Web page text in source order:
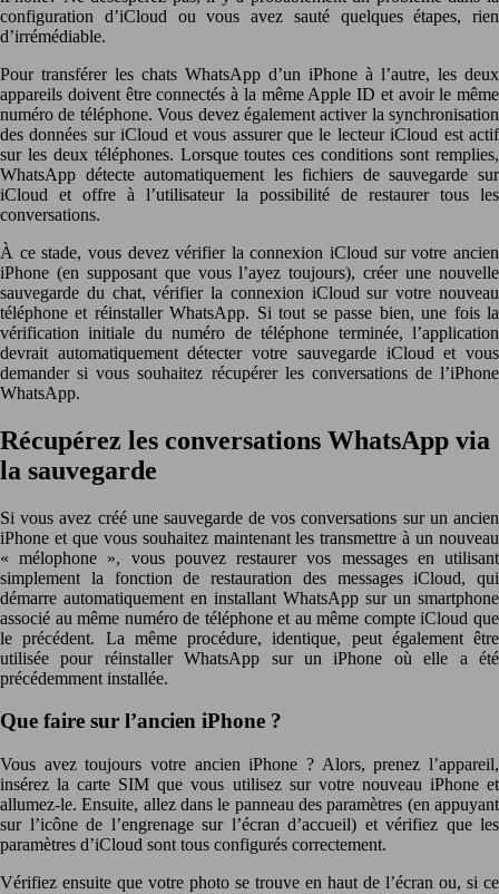
configuration d’iCloud ou vous avez sauté quelques étapes, rien
d’irrémédiable.
Pour transférer les chats WhatsApp d’un iPhone à l’autre, les deux
appareils doivent être connectés à la même Apple ID et avoir le même
numéro de téléphone. Vous devez également activer la synchronisation
des données sur iCloud et vous assurer que le lecteur iCloud est actif
sur les deux téléphones. Lorsque toutes ces conditions sont remplies,
WhatsApp détecte automatiquement les fichiers de sauvegarde sur
iCloud et offre à l’utilisateur la possibilité de restaurer tous les
conversations.
À ce stade, vous devez vérifier la connexion iCloud sur votre ancien
iPhone (en supposant que vous l’ayez toujours), créer une nouvelle
sauvegarde du chat, vérifier la connexion iCloud sur votre nouveau
téléphone et réinstaller WhatsApp. Si tout se passe bien, une fois la
vérification initiale du numéro de téléphone terminée, l’application
devrait automatiquement détecter votre sauvegarde iCloud et vous
demander si vous souhaitez récupérer les conversations de l’iPhone
WhatsApp.
Récupérez les conversations WhatsApp via
la sauvegarde
Si vous avez créé une sauvegarde de vos conversations sur un ancien
iPhone et que vous souhaitez maintenant les transmettre à un nouveau
« mélophone », vous pouvez restaurer vos messages en utilisant
simplement la fonction de restauration des messages iCloud, qui
démarre automatiquement en installant WhatsApp sur un smartphone
associé au même numéro de téléphone et au même compte iCloud que
le précédent. La même procédure, identique, peut également être
utilisée pour réinstaller WhatsApp sur un iPhone où elle a été
précédemment installée.
Que faire sur l’ancien iPhone ?
Vous avez toujours votre ancien iPhone ? Alors, prenez l’appareil,
insérez la carte SIM que vous utilisez sur votre nouveau iPhone et
allumez-le. Ensuite, allez dans le panneau des paramètres (en appuyant
sur l’icône de l’engrenage sur l’écran d’accueil) et vérifiez que les
paramètres d’iCloud sont tous configurés correctement.
Vérifiez ensuite que votre photo se trouve en haut de l’écran ou, si ce